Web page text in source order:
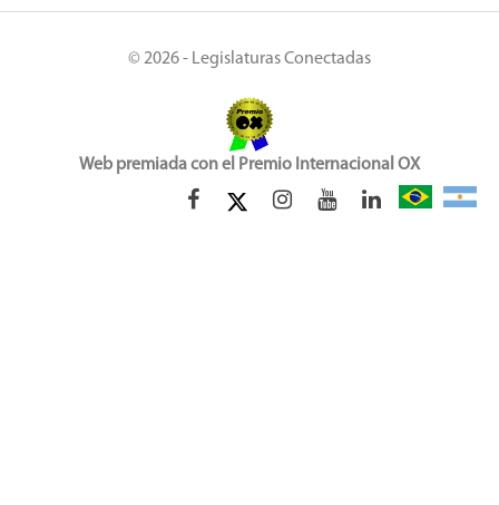
© 2026 - Legislaturas Conectadas
Web premiada con el Premio Internacional OX